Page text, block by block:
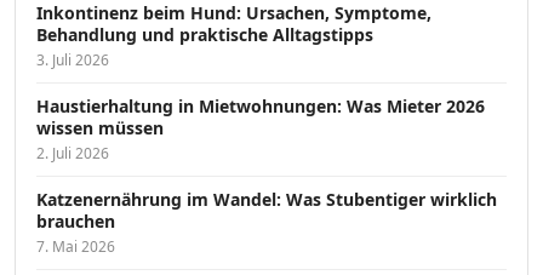
Inkontinenz beim Hund: Ursachen, Symptome,
Behandlung und praktische Alltagstipps
3. Juli 2026
Haustierhaltung in Mietwohnungen: Was Mieter 2026
wissen müssen
2. Juli 2026
Katzenernährung im Wandel: Was Stubentiger wirklich
brauchen
7. Mai 2026